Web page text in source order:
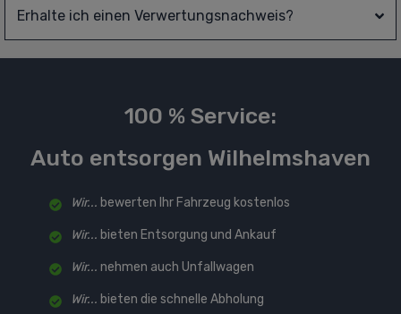
Erhalte ich einen Verwertungsnachweis?
100 % Service:
Auto entsorgen Wilhelmshaven
Wir... bewerten Ihr Fahrzeug kostenlos
Wir... bieten Entsorgung und Ankauf
Wir... nehmen auch Unfallwagen
Wir... bieten die schnelle Abholung